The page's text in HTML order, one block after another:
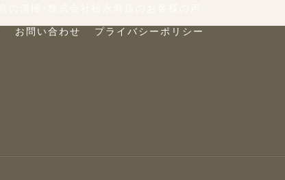
お問い合わせ プライバシーポリシー